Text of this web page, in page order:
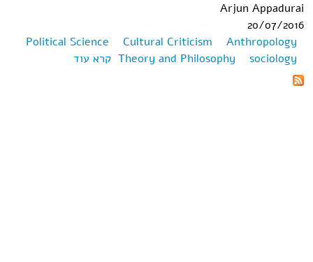
Arjun Appadurai
20/07/2016
Anthropology
Cultural Criticism
Political Science
sociology
Theory and Philosophy קרא עוד